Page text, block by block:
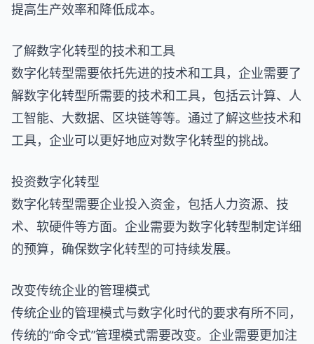
提高生产效率和降低成本。
了解数字化转型的技术和工具
数字化转型需要依托先进的技术和工具，企业需要了
解数字化转型所需要的技术和工具，包括云计算、人
工智能、大数据、区块链等等。通过了解这些技术和
工具，企业可以更好地应对数字化转型的挑战。
投资数字化转型
数字化转型需要企业投入资金，包括人力资源、技
术、软硬件等方面。企业需要为数字化转型制定详细
的预算，确保数字化转型的可持续发展。
改变传统企业的管理模式
传统企业的管理模式与数字化时代的要求有所不同，
传统的“命令式”管理模式需要改变。企业需要更加注